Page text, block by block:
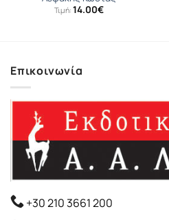
Τιμή: 14.00€
Επικοινωνία
+30 210 3661 200